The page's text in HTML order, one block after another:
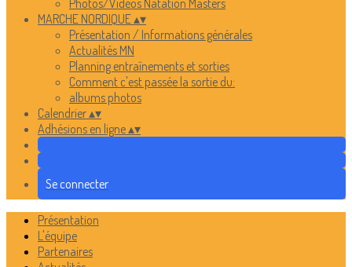
Photos/Vidéos Natation Masters
MARCHE NORDIQUE▴▾
Présentation / Informations générales
Actualités MN
Planning entraînements et sorties
Comment c'est passée la sortie du:
albums photos
Calendrier▴▾
Adhésions en ligne▴▾
Se connecter
Présentation
L'équipe
Partenaires